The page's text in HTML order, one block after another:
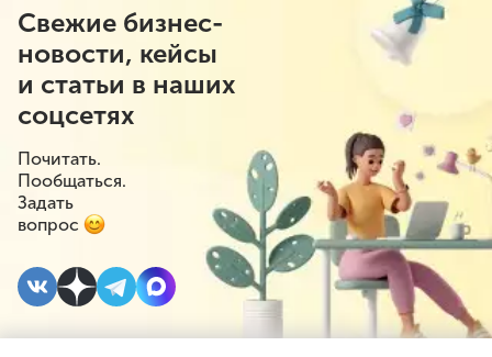
Свежие бизнес-
новости, кейсы
и статьи в наших
соцсетях
Почитать.
Пообщаться.
Задать
вопрос